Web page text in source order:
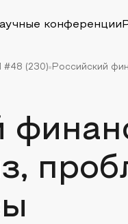
конференции
#48 (230) Российский